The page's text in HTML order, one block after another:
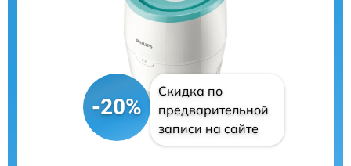
-20%
Скидка по
предварительной
записи на сайте